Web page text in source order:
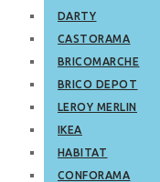
DARTY
CASTORAMA
BRICOMARCHE
BRICO DEPOT
LEROY MERLIN
IKEA
HABITAT
CONFORAMA